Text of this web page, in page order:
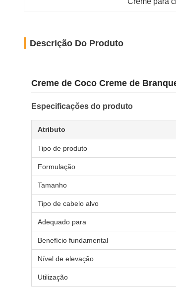
Descrição Do Produto
Creme de Coco Creme de
Especificações do produto
Atributo
Tipo de produto
Formulação
Tamanho
Tipo de cabelo alvo
Adequado para
Benefício fundamental
Nível de elevação
Utilização